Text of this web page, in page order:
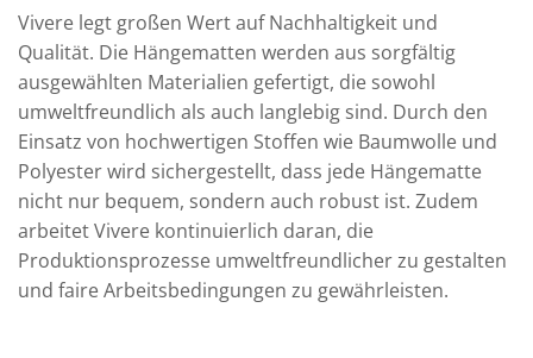
Vivere legt großen Wert auf Nachhaltigkeit und
Qualität. Die Hängematten werden aus sorgfältig
ausgewählten Materialien gefertigt, die sowohl
umweltfreundlich als auch langlebig sind. Durch den
Einsatz von hochwertigen Stoffen wie Baumwolle und
Polyester wird sichergestellt, dass jede Hängematte
nicht nur bequem, sondern auch robust ist. Zudem
arbeitet Vivere kontinuierlich daran, die
Produktionsprozesse umweltfreundlicher zu gestalten
und faire Arbeitsbedingungen zu gewährleisten.